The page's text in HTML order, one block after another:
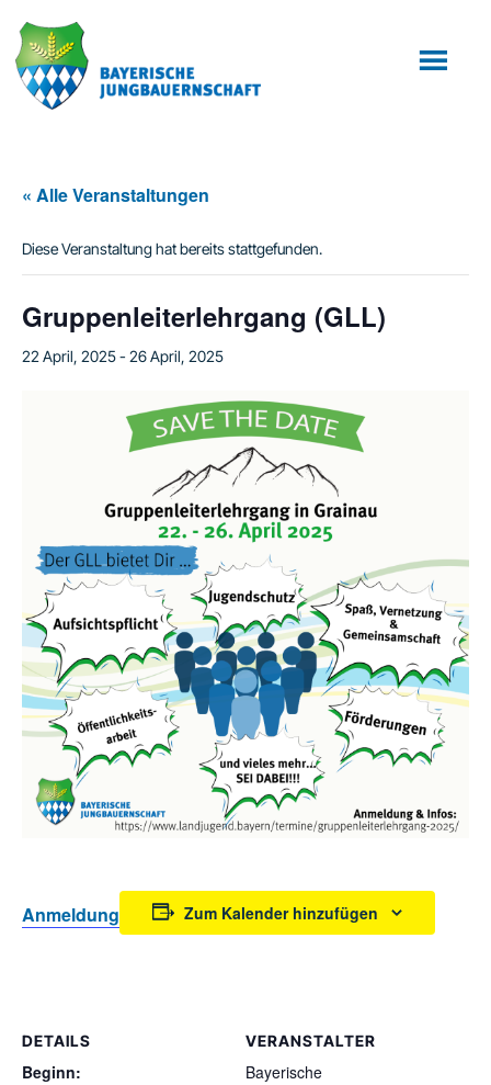
Inhalt
springen
Fußzeile
springen
« Alle Veranstaltungen
Diese Veranstaltung hat bereits stattgefunden.
Gruppenleiterlehrgang (GLL)
22 April, 2025-26 April, 2025
Anmeldung Zum Kalender hinzufügen
DETAILS
Beginn:
VERANSTALTER
Bayerische